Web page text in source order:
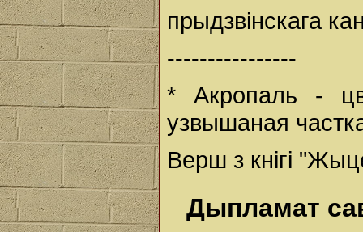
прыдзвінскага
----------------
* Акропаль -
узвышаная
Верш з кнігі
Дыпламат